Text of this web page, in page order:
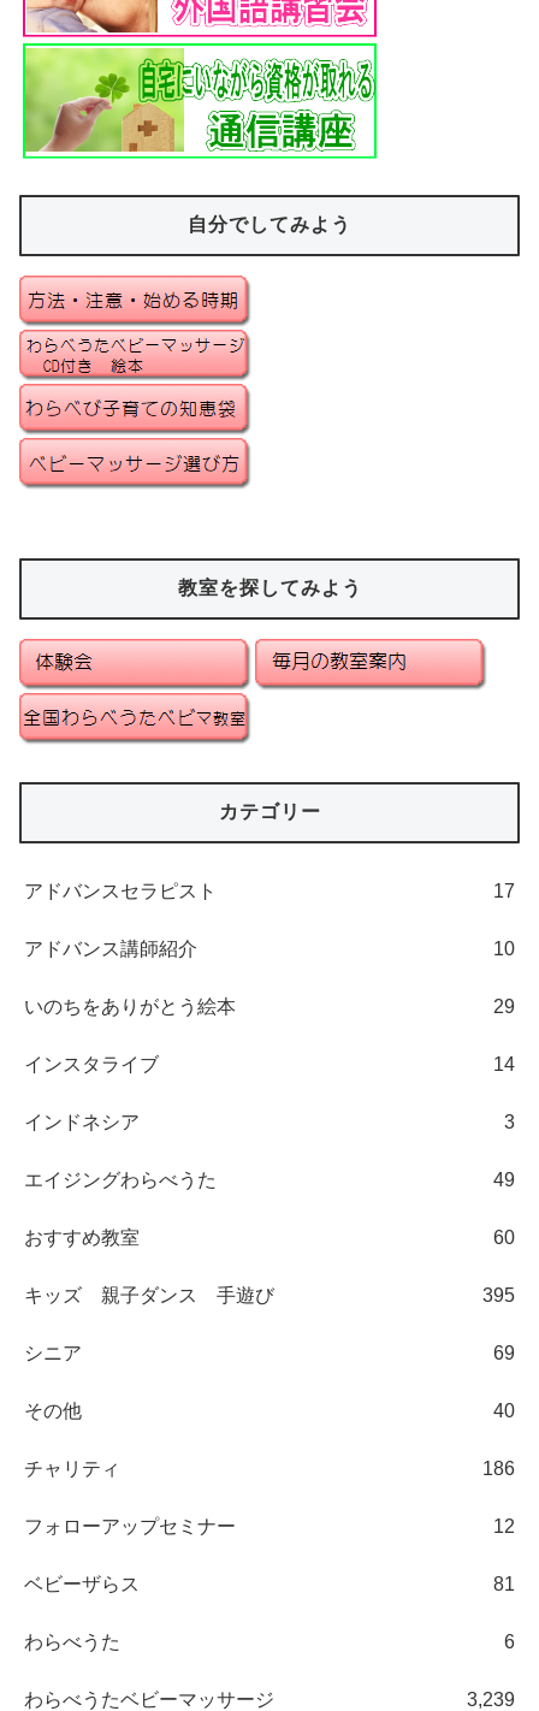
自分でしてみよう
教室を探してみよう
カテゴリー
アドバンスセラピスト 17
アドバンス講師紹介 10
いのちをありがとう絵本 29
インスタライブ 14
インドネシア 3
エイジングわらべうた 49
おすすめ教室 60
キッズ 親子ダンス 手遊び 395
シニア 69
その他 40
チャリティ 186
フォローアップセミナー 12
ベビーザらス 81
わらべうた 6
わらべうたベビーマッサージ 3,239